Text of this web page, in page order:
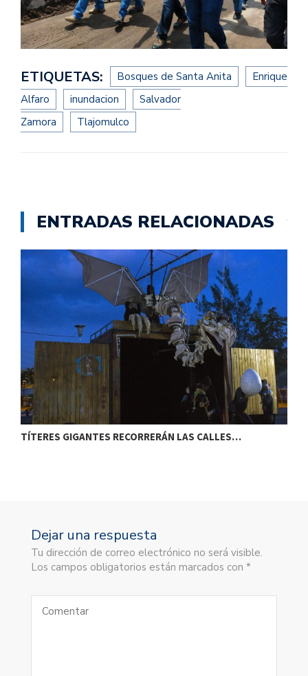
ETIQUETAS: Bosques de Santa Anita
Enrique
Alfaro
inundacion
Salvador
Zamora
Tlajomulco
ENTRADAS RELACIONADAS
TÍTERES GIGANTES RECORRERÁN LAS CALLES…
Dejar una respuesta
Tu dirección de correo electrónico no será visible.
Los campos obligatorios están marcados con *